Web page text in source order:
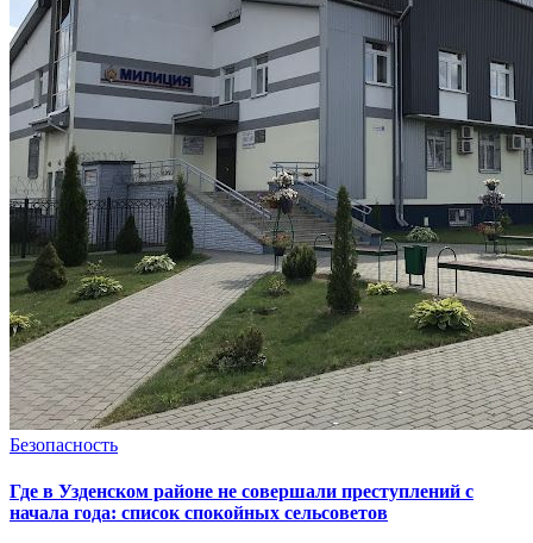
Безопасность
Где в Узденском районе не совершали преступлений с
начала года: список спокойных сельсоветов